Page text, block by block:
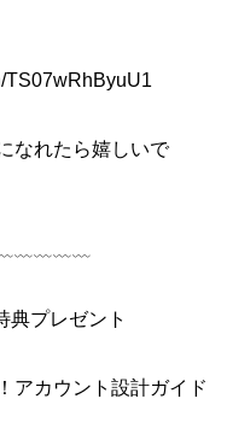
TS07wRhByuU1
なれたら嬉しいで
典プレゼント
アカウント設計ガイド